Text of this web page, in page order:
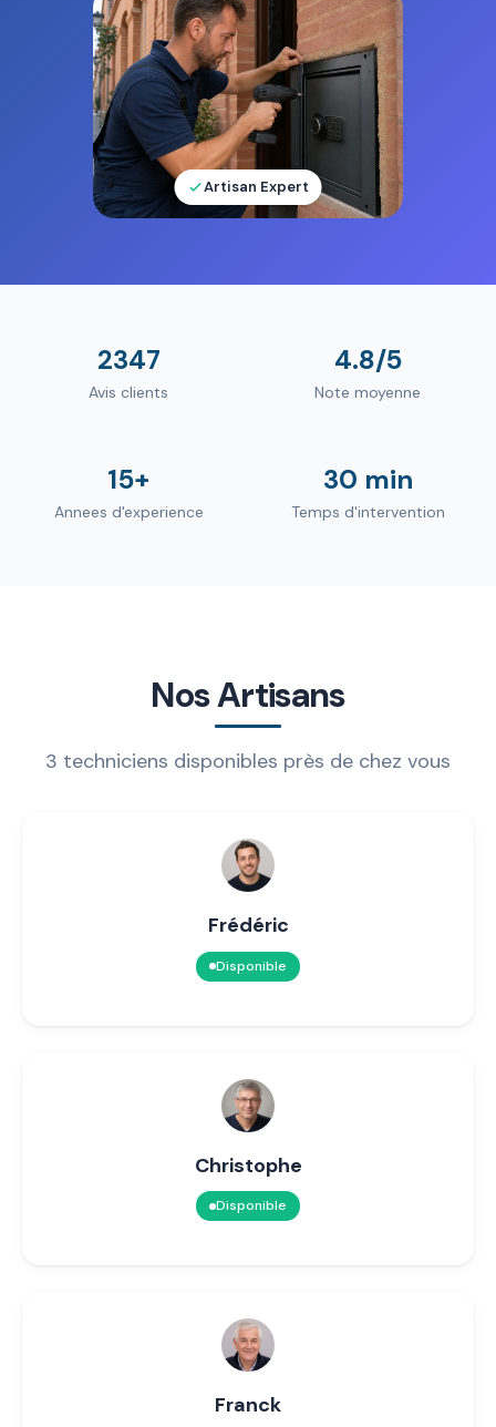
Artisan Expert
2347
Avis clients
4.8/5
Note moyenne
15+
Annees d'experience
30 min
Temps d'intervention
Nos Artisans
3 techniciens disponibles près de chez vous
Frédéric
Disponible
Christophe
Disponible
Franck